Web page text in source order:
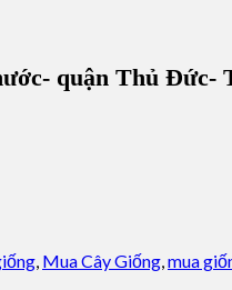
quận Thủ Đức-
, Mua Cây Giống,mua